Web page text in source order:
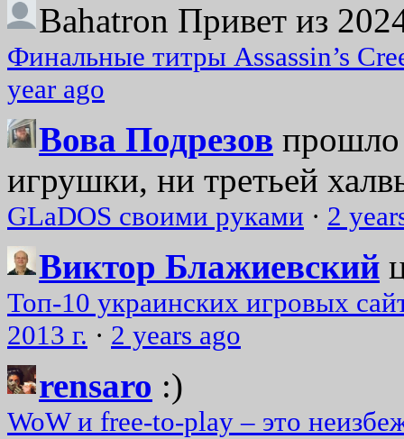
Bahatron Привет из
Финальные титры Assassin’s
year ago
Вова Подрезов прошло
игрушки, ни третьей
GLaDOS своими руками · 2
Виктор Блажиевский
Топ-10 украинских игровых
2013 г. · 2 years ago
rensaro :)
WoW и free-to-play – это